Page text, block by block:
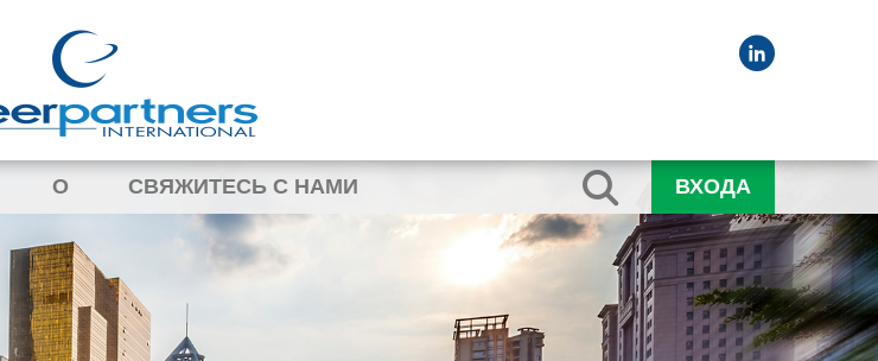
О СВЯЖИТЕСЬ С НАМИ ВХОДА